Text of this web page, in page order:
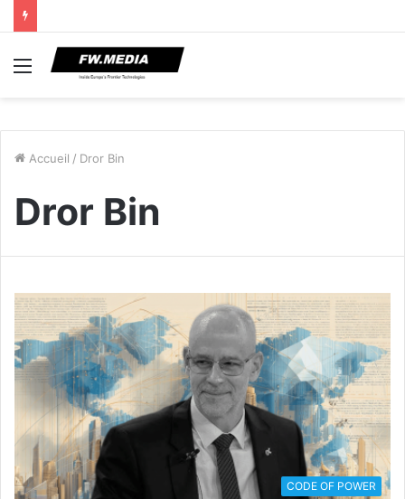
Menu
Accueil / Dror Bin
Dror Bin
CODE OF POWER